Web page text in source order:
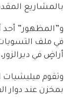
بالمشاريع
و”المظهور” أحد
في ملف
أراضٍ في
وتقوم ميليشيات
بمخزن عند